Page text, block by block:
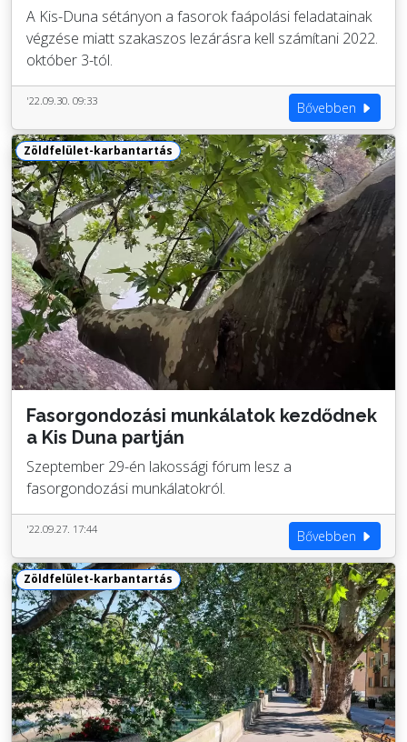
A Kis-Duna sétányon a fasorok faápolási feladatainak
végzése miatt szakaszos lezárásra kell számítani 2022.
október 3-tól.
'22.09.30. 09:33 Bővebben
Zöldfelület-karbantartás
Fasorgondozási munkálatok kezdődnek
a Kis Duna partján
Szeptember 29-én lakossági fórum lesz a
fasorgondozási munkálatokról.
'22.09.27. 17:44 Bővebben
Zöldfelület-karbantartás